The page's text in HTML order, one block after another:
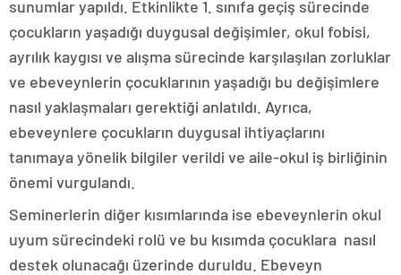
sunumlar yapıldı. Etkinlikte 1. sınıfa geçiş sürecinde
çocukların yaşadığı duygusal değişimler, okul fobisi,
ayrılık kaygısı ve alışma sürecinde karşılaşılan zorluklar
ve ebeveynlerin çocuklarının yaşadığı bu değişimlere
nasıl yaklaşmaları gerektiği anlatıldı. Ayrıca,
ebeveynlere çocukların duygusal ihtiyaçlarını
tanımaya yönelik bilgiler verildi ve aile-okul iş birliğinin
önemi vurgulandı.
Seminerlerin diğer kısımlarında ise ebeveynlerin okul
uyum sürecindeki rolü ve bu kısımda çocuklara nasıl
destek olunacağı üzerinde duruldu. Ebeveyn